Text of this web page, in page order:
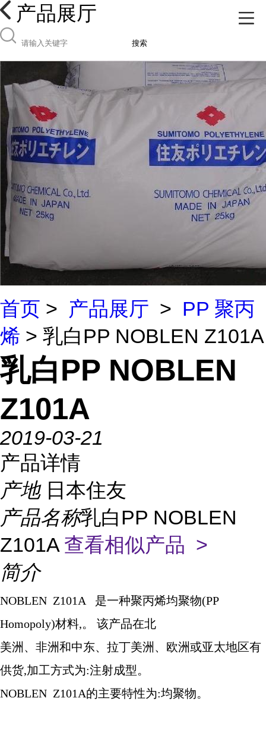
产品展厅
搜索
首页 > 产品展厅 > PP 聚丙
烯 > 乳白PP NOBLEN Z101A
乳白PP NOBLEN
Z101A
2019-03-21
产品详情
产地 日本住友
产品名称乳白PP NOBLEN
Z101A 查看相似产品 >
简介
NOBLEN Z101A 是一种聚丙烯均聚物(PP
Homopoly)材料,。 该产品在北
美洲、非洲和中东、拉丁美洲、欧洲或亚太地区有
供货,加工方式为:注射成型。
NOBLEN Z101A的主要特性为:均聚物。